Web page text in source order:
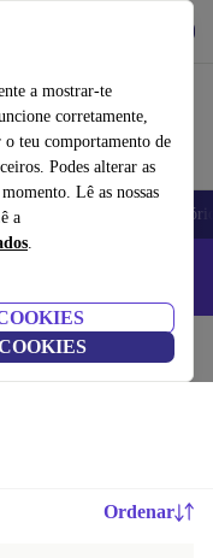
a mostrar-te
corretamente,
o teu comportamento de
Podes alterar as
Lê as nossas
a
.
– Código:
Ordenar